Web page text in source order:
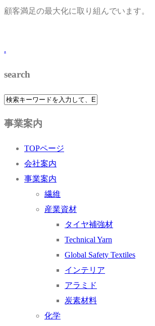
顧客満足の最大化に取り組んでいます。
.
search
事業案内
TOPページ
会社案内
事業案内
繊維
産業資材
タイヤ補強材
Technical Yarn
Global Safety Textiles
インテリア
アラミド
炭素材料
化学